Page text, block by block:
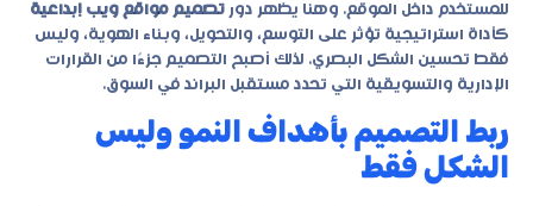
للمستخدم داخل الموقع. وهنا يظهر دور تصميم مواقع ويب إبداعية
كأداة استراتيجية تؤثر على التوسع، والتحويل، وبناء الهوية، وليس
فقط تحسين الشكل البصري. لذلك أصبح التصميم جزءًا من القرارات
الإدارية والتسويقية التي تحدد مستقبل البراند في السوق.
ربط التصميم بأهداف النمو وليس
الشكل فقط